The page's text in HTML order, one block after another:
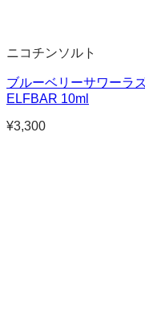
ニコチンソルト
ブルーベリーサワーラ
ELFBAR 10ml
¥3,300